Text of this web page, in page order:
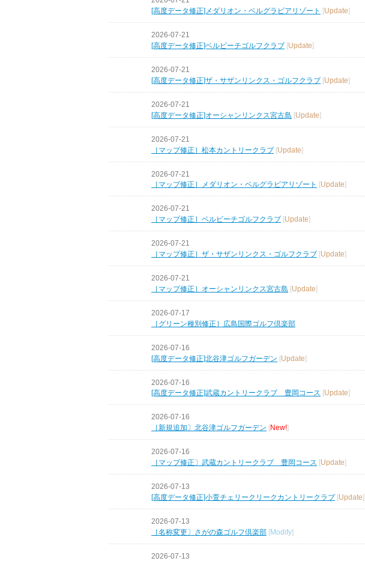
[高度データ修正]メダリオン・ベルグラビアリゾート [Update]
2026-07-21
[高度データ修正]ベルビーチゴルフクラブ [Update]
2026-07-21
[高度データ修正]ザ・サザンリンクス・ゴルフクラブ [Update]
2026-07-21
[高度データ修正]オーシャンリンクス宮古島 [Update]
2026-07-21
［マップ修正］松本カントリークラブ [Update]
2026-07-21
［マップ修正］メダリオン・ベルグラビアリゾート [Update]
2026-07-21
［マップ修正］ベルビーチゴルフクラブ [Update]
2026-07-21
［マップ修正］ザ・サザンリンクス・ゴルフクラブ [Update]
2026-07-21
［マップ修正］オーシャンリンクス宮古島 [Update]
2026-07-17
［グリーン種別修正］広島国際ゴルフ倶楽部
2026-07-16
[高度データ修正]北谷津ゴルフガーデン [Update]
2026-07-16
[高度データ修正]武蔵カントリークラブ 豊岡コース [Update]
2026-07-16
［新規追加〕北谷津ゴルフガーデン [New!]
2026-07-16
［マップ修正〕武蔵カントリークラブ 豊岡コース [Update]
2026-07-13
[高度データ修正]小萱チェリークリークカントリークラブ [Update]
2026-07-13
［名称変更〕さがの森ゴルフ倶楽部 [Modify]
2026-07-13